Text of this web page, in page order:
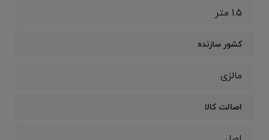
1.5 متر
کشور سازنده
مالزی
اصالت کالا